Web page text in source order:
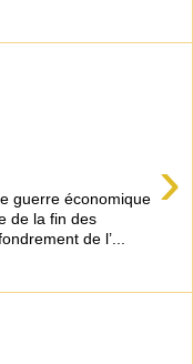
›
guerre économique
de la fin des
de l’...